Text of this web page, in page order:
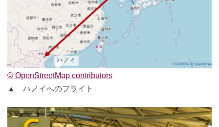
© OpenStreetMap contributors
▲ ハノイへのフライト